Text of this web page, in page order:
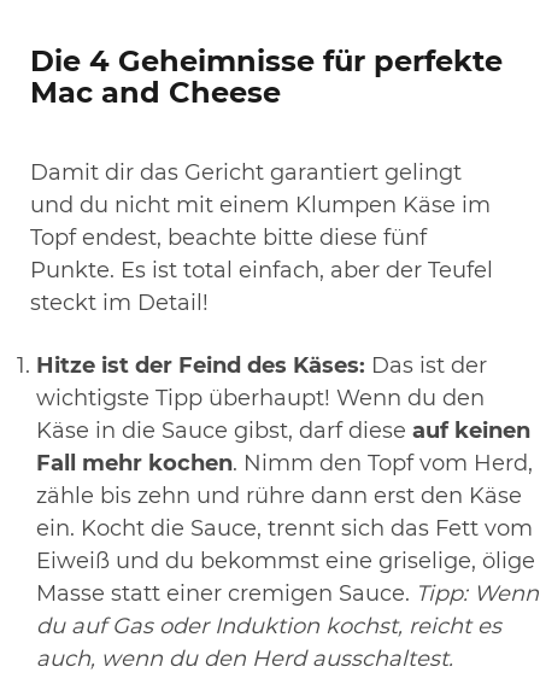
Die 4 Geheimnisse für perfekte
Mac and Cheese
Damit dir das Gericht garantiert gelingt
und du nicht mit einem Klumpen Käse im
Topf endest, beachte bitte diese fünf
Punkte. Es ist total einfach, aber der Teufel
steckt im Detail!
Hitze ist der Feind des Käses: Das ist der
wichtigste Tipp überhaupt! Wenn du den
Käse in die Sauce gibst, darf diese auf keinen
Fall mehr kochen. Nimm den Topf vom Herd,
zähle bis zehn und rühre dann erst den Käse
ein. Kocht die Sauce, trennt sich das Fett vom
Eiweiß und du bekommst eine griselige, ölige
Masse statt einer cremigen Sauce. Tipp: Wenn
du auf Gas oder Induktion kochst, reicht es
auch, wenn du den Herd ausschaltest.